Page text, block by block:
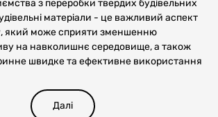
з переробки твердих будівельних
матеріали - це важливий аспект
який може сприяти зменшенню
на навколишнє середовище, а також
швидке та ефективне використання
ефективної системи управління
важливою в умовах постійної
Далі